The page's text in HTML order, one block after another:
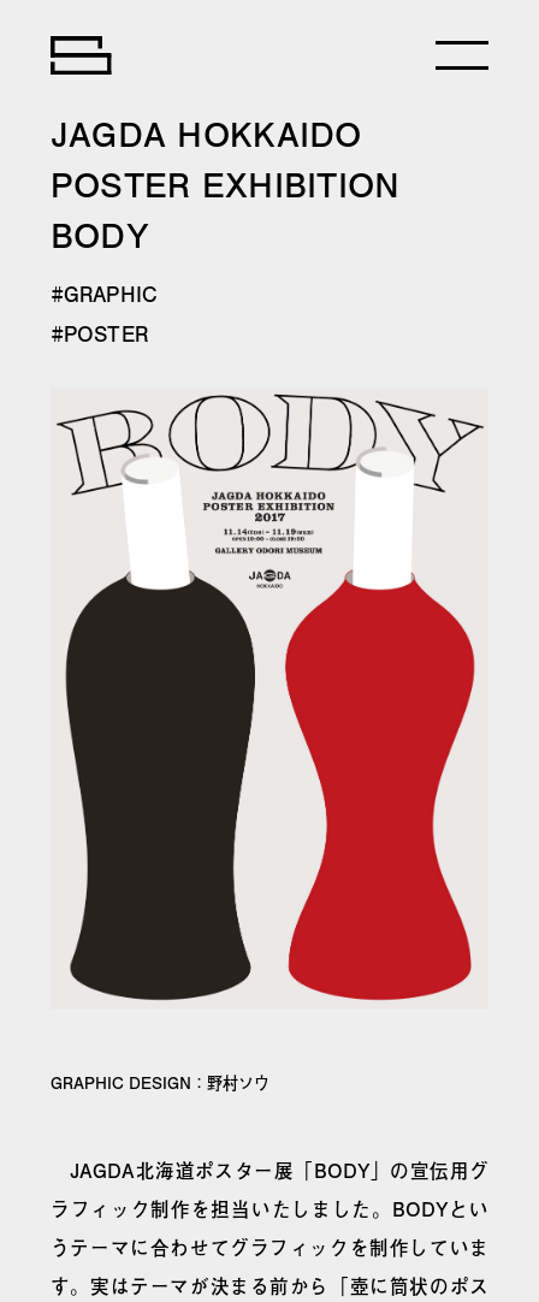
JAGDA HOKKAIDO
POSTER EXHIBITION
BODY
GRAPHIC
POSTER
GRAPHIC DESIGN：野村ソウ
JAGDA北海道ポスター展「BODY」の宣伝用グ
ラフィック制作を担当いたしました。BODYとい
うテーマに合わせてグラフィックを制作していま
す。実はテーマが決まる前から「壺に筒状のポス